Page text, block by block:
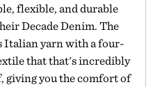
flexible, and durable
Decade Denim. The
Italian yarn with a four-
that that's incredibly
giving you the comfort of